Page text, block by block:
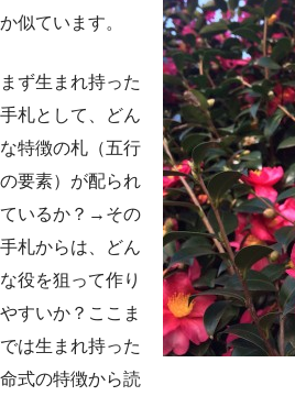
か似ています。
まず生まれ持った
手札として、どん
な特徴の札（五行
の要素）が配られ
ているか？→その
手札からは、どん
な役を狙って作り
やすいか？ここま
では生まれ持った
命式の特徴から読